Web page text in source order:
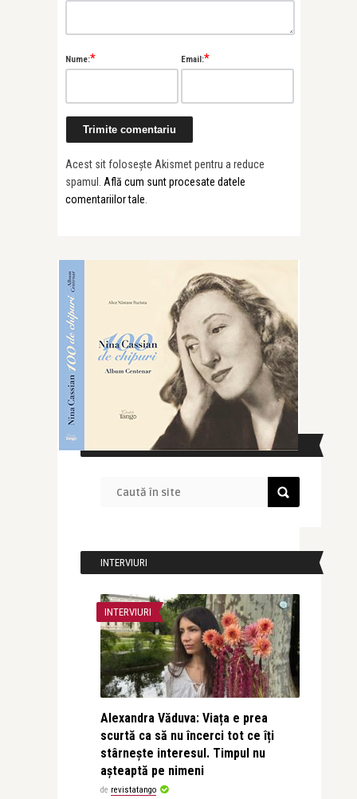
Nume:* Email:*
Acest sit folosește Akismet pentru a reduce
spamul. Află cum sunt procesate datele
comentariilor tale
CAUTĂ ÎN SITE
INTERVIURI
INTERVIURI
Alexandra Văduva: Viața e prea
scurtă ca să nu încerci tot ce îți
stârnește interesul. Timpul nu
așteaptă pe nimeni
de revistatango